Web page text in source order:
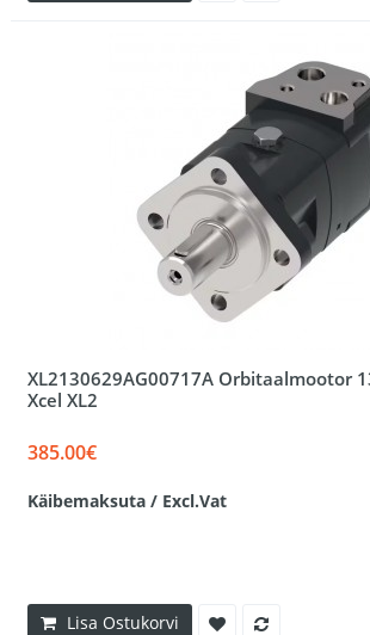
XL2130629AG00717A Orbitaalmootor
Xcel XL2
385.00€
Käibemaksuta / Excl.Vat
Lisa Ostukorvi